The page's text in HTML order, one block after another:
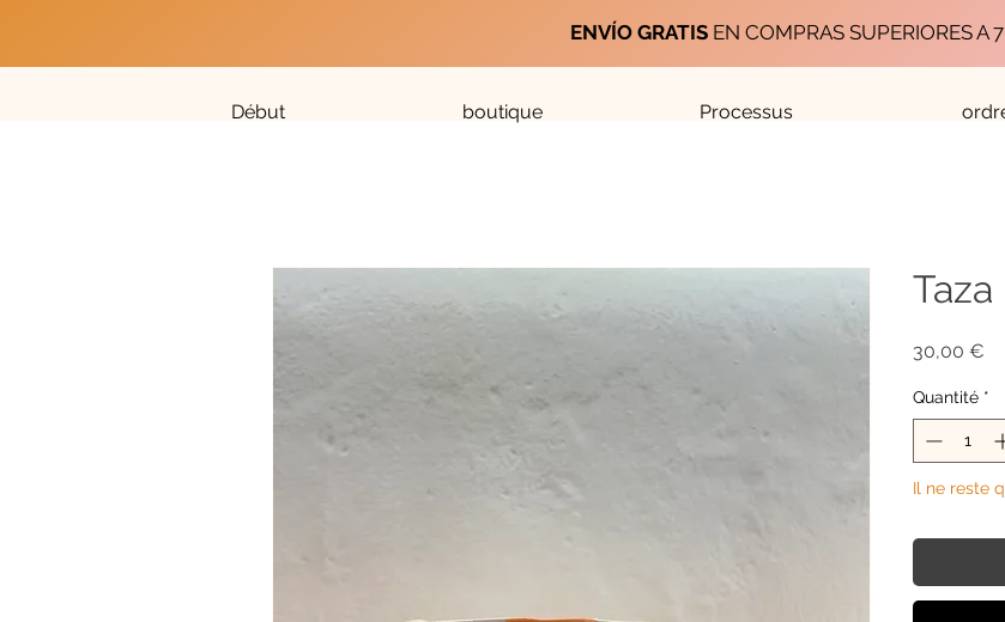
Début boutique Processus
ENVÍO GRATIS EN COMPRAS SUPERIORES A
30,00 €
Quantité *
Il ne reste